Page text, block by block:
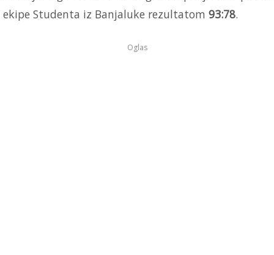
ekipe Studenta iz Banjaluke rezultatom 93:78.
Oglas